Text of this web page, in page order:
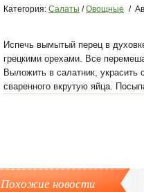
Категория: Салаты /Овощные /
Испечь вымытый перец в
грецкими орехами. Все
Выложить в салатник,
сваренного вкрутую яйца.
Похожие новости